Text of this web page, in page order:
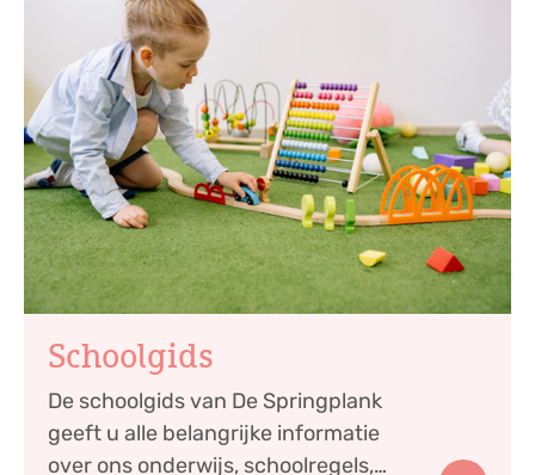
Schoolgids
De schoolgids van De Springplank
geeft u alle belangrijke informatie
over ons onderwijs, schoolregels,